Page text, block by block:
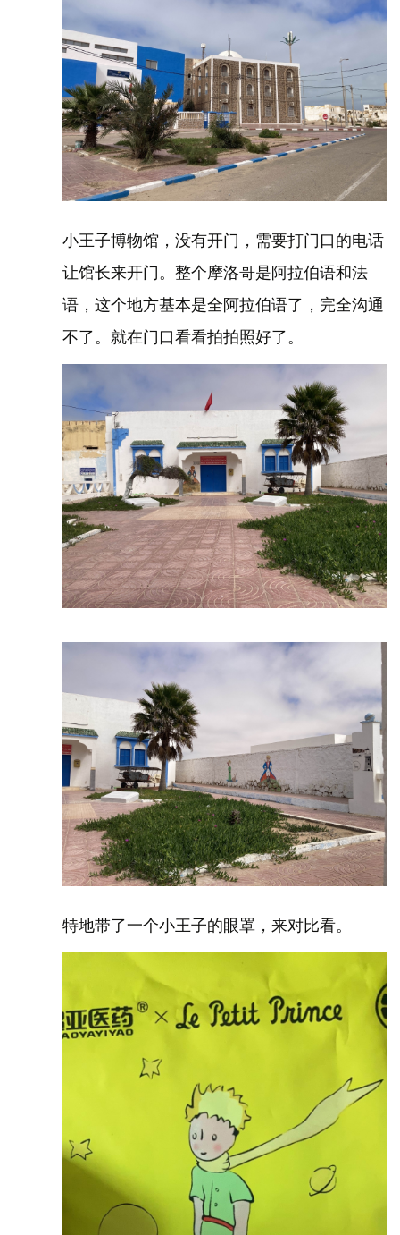
小王子博物馆，没有开门，需要打门口的电话
让馆长来开门。整个摩洛哥是阿拉伯语和法
语，这个地方基本是全阿拉伯语了，完全沟通
不了。就在门口看看拍拍照好了。
特地带了一个小王子的眼罩，来对比看。